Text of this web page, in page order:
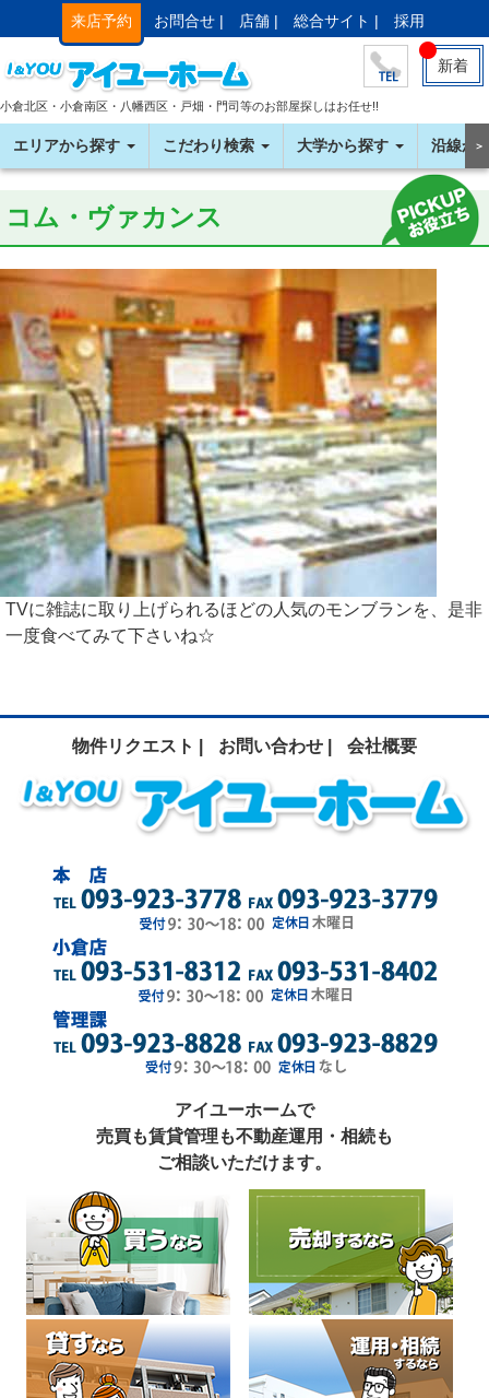
来店予約 お問合せ | 店舗 | 総合サイト | 採用
新着
小倉北区・小倉南区・八幡西区・戸畑・門司等のお部屋探しはお任せ!!
エリアから探す こだわり検索 大学から探す 沿線か＞
コム・ヴァカンス
TVに雑誌に取り上げられるほどの人気のモンブランを、是非
一度食べてみて下さいね☆
物件リクエスト | お問い合わせ | 会社概要
アイユーホームで
売買も賃貸管理も不動産運用・相続も
ご相談いただけます。